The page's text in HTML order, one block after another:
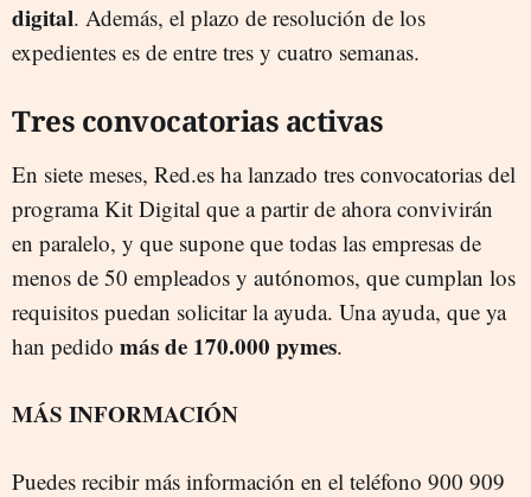
digital. Además, el plazo de resolución de los
expedientes es de entre tres y cuatro semanas.
Tres convocatorias activas
En siete meses, Red.es ha lanzado tres convocatorias del
programa Kit Digital que a partir de ahora convivirán
en paralelo, y que supone que todas las empresas de
menos de 50 empleados y autónomos, que cumplan los
requisitos puedan solicitar la ayuda. Una ayuda, que ya
han pedido más de 170.000 pymes.
MÁS INFORMACIÓN
Puedes recibir más información en el teléfono 900 909